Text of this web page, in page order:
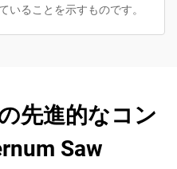
いることを示すものです。
先進的なコン
Saw